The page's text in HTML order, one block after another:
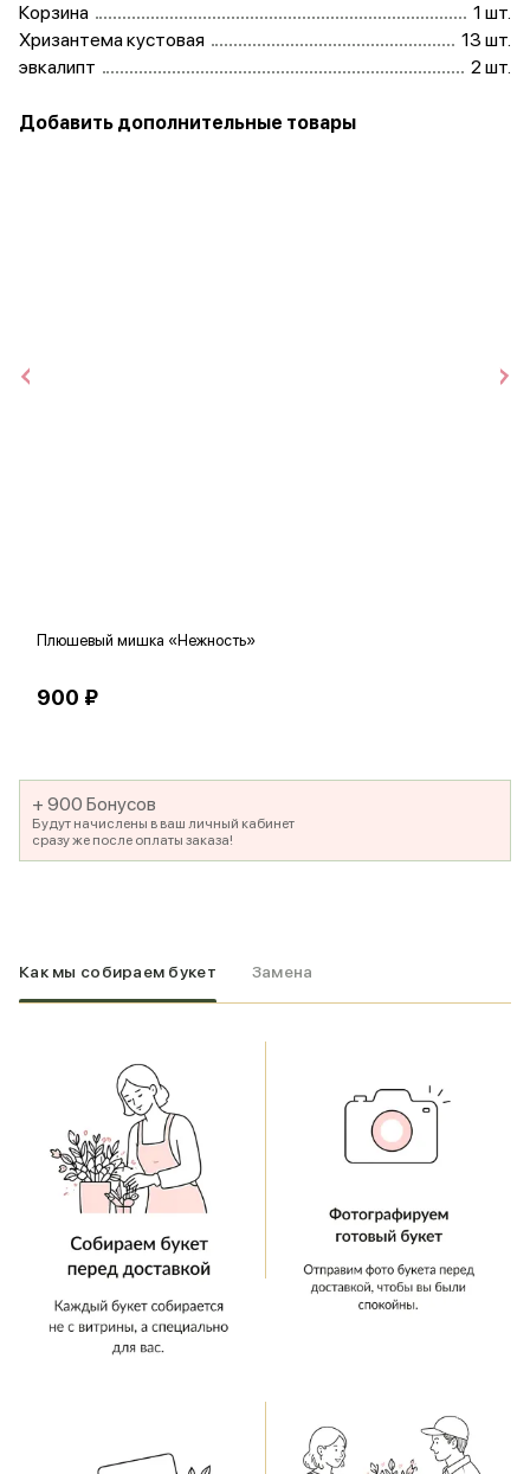
Корзина
1 шт.
Хризантема кустовая
13 шт.
эвкалипт
2 шт.
Добавить дополнительные товары
Плюшевый мишка «Нежность»
900 ₽
+ 900 Бонусов
Будут начислены в ваш личный кабинет
сразу же после оплаты заказа!
Как мы собираем букет Замена